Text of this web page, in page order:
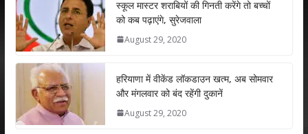
स्कूल मास्टर शराबियों की गिनती करेंगे तो बच्चों
को कब पढ़ाएंगे, सुरेजवाला
August 29, 2020
हरियाणा में वीकेंड लॉकडाउन खत्म, अब सोमवार
और मंगलवार को बंद रहेंगी दुकानें
August 29, 2020